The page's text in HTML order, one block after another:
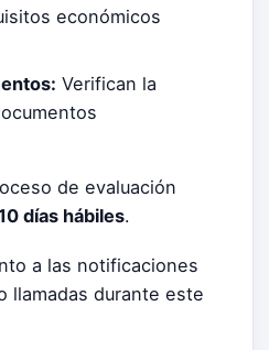
económicos
Verifican la
de evaluación
días hábiles.
a las notificaciones
llamadas durante este